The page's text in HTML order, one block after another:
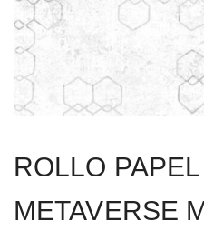
ROLLO
METAVERSE